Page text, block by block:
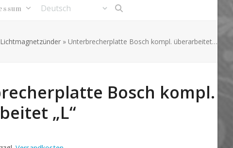
» Unterbrecherplatte Bosch kompl. überarbeitet…
Bosch kompl.
„L“